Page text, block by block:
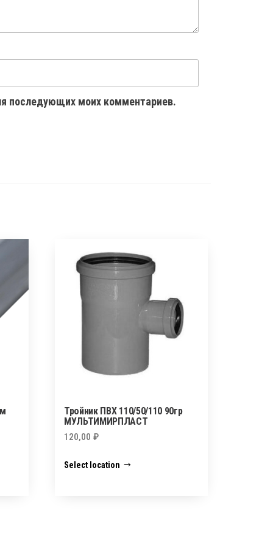
последующих моих комментариев.
Тройник ПВХ 110/50/110 90гр
МУЛЬТИМИРПЛАСТ
120,00₽
Select location